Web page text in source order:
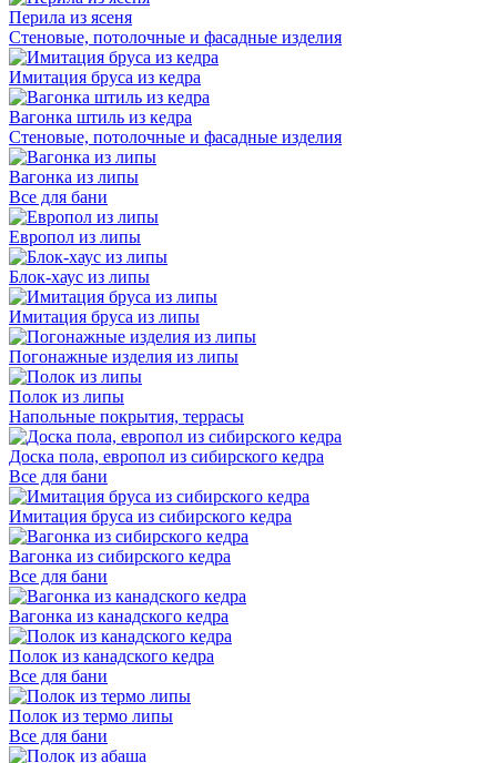
Перила из ясеня
Стеновые, потолочные и фасадные изделия
Имитация бруса из кедра
Вагонка штиль из кедра
Стеновые, потолочные и фасадные изделия
Вагонка из липы
Все для бани
Европол из липы
Блок-хаус из липы
Имитация бруса из липы
Погонажные изделия из липы
Полок из липы
Напольные покрытия, террасы
Доска пола, европол из сибирского кедра
Все для бани
Имитация бруса из сибирского кедра
Вагонка из сибирского кедра
Все для бани
Вагонка из канадского кедра
Полок из канадского кедра
Все для бани
Полок из термо липы
Все для бани